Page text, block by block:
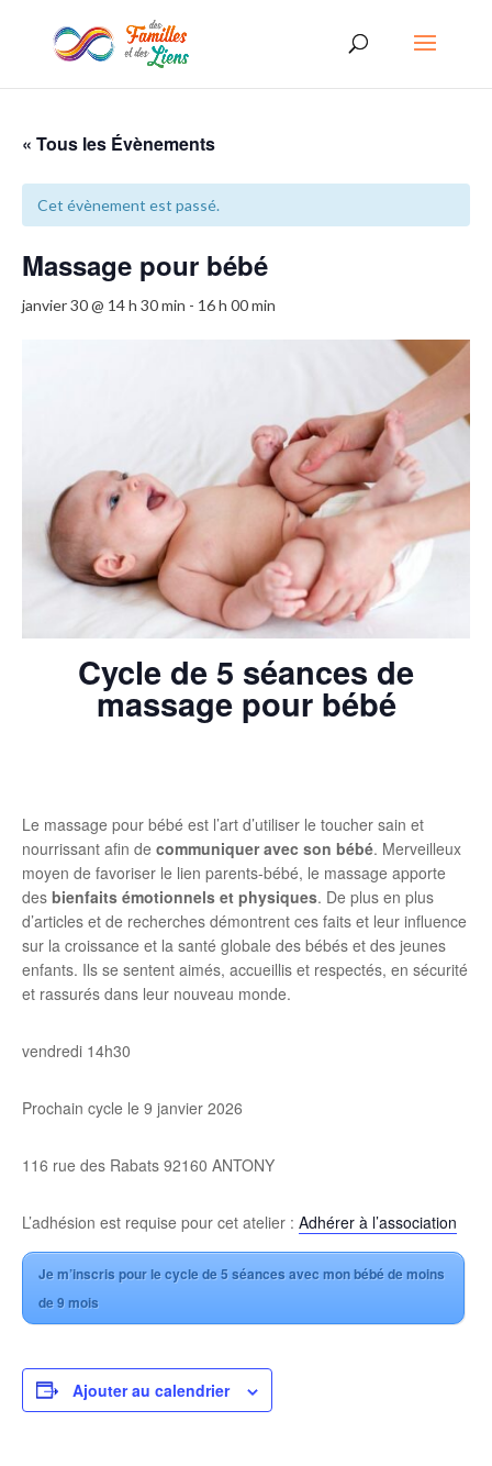
« Tous les Évènements
Cet évènement est passé.
Massage pour bébé
janvier 30 @ 14 h 30 min - 16 h 00 min
Cycle de 5 séances de
massage pour bébé
Le massage pour bébé est l’art d’utiliser le toucher sain et
nourrissant afin de communiquer avec son bébé. Merveilleux
moyen de favoriser le lien parents-bébé, le massage apporte
des bienfaits émotionnels et physiques. De plus en plus
d’articles et de recherches démontrent ces faits et leur influence
sur la croissance et la santé globale des bébés et des jeunes
enfants. Ils se sentent aimés, accueillis et respectés, en sécurité
et rassurés dans leur nouveau monde.
vendredi 14h30
Prochain cycle le 9 janvier 2026
116 rue des Rabats 92160 ANTONY
L’adhésion est requise pour cet atelier : Adhérer à l’association
Je m’inscris pour le cycle de 5 séances avec mon bébé de moins
de 9 mois
Ajouter au calendrier